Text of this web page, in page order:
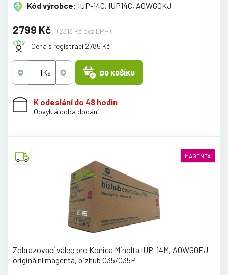
Kód výrobce: IUP-14C, IUP14C, A0WG0KJ
2799 Kč
(2313 Kč bez DPH)
Cena s registrací 2785 Kč
DO KOŠÍKU
K odeslání do 48 hodin
Obvyklá doba dodání
MAGENTA
Zobrazovací válec pro Konica Minolta IUP-14M, A0WG0EJ
originální magenta, bizhub C35/C35P